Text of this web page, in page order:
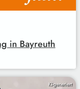
in Bayreuth
KI-generiert